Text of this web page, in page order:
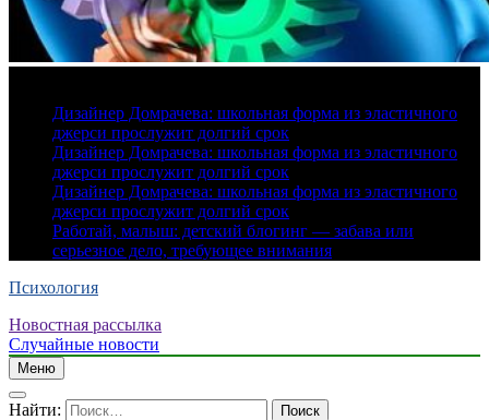
Дизайнер Домрачева: школьная форма из эластичного
джерси прослужит долгий срок
Дизайнер Домрачева: школьная форма из эластичного
джерси прослужит долгий срок
Дизайнер Домрачева: школьная форма из эластичного
джерси прослужит долгий срок
Работай, малыш: детский блогинг — забава или
серьезное дело, требующее внимания
Психология
Новостная рассылка
Случайные новости
Меню
Найти: